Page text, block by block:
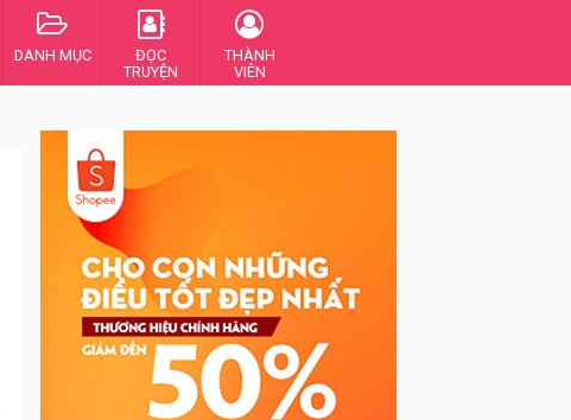
DANH MỤC
ĐỌC
TRUYỆN
THÀNH
VIÊN